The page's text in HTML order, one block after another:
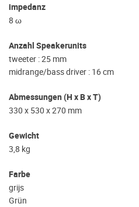
impedanz
8 ω
Anzahl Speakerunits
tweeter : 25 mm
midrange/bass driver : 16 cm
Abmessungen (H x B x T)
330 x 530 x 270 mm
Gewicht
3,8 kg
Farbe
grijs
Grün